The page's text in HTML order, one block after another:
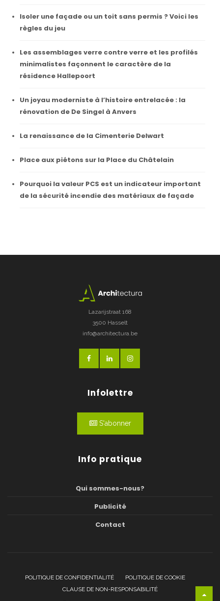
Isoler une façade ou un toit sans permis ? Voici les
règles du jeu
Les assemblages verre contre verre et les profilés
minimalistes façonnent le caractère de la
résidence Hallepoort
Un joyau moderniste à l’histoire entrelacée : la
rénovation de De Singel à Anvers
La renaissance de la Cimenterie Delwart
Place aux piétons sur la Place du Châtelain
Pourquoi la valeur PCS est un indicateur important
de la sécurité incendie des matériaux de façade
Lazarijstraat 168
3500 Hasselt
info@architectura.be
Infolettre
S'abonner
Info pratique
Qui sommes-nous?
Publicité
Contact
POLITIQUE DE CONFIDENTIALITÉ
POLITIQUE DE COOKIE
CLAUSE DE NON-RESPONSABILITÉ